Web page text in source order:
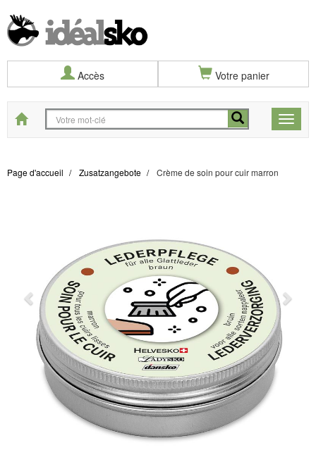
Accès Votre panier
Toggle
Start
Page d'accueil Zusatzangebote Crème de soin pour cuir marron